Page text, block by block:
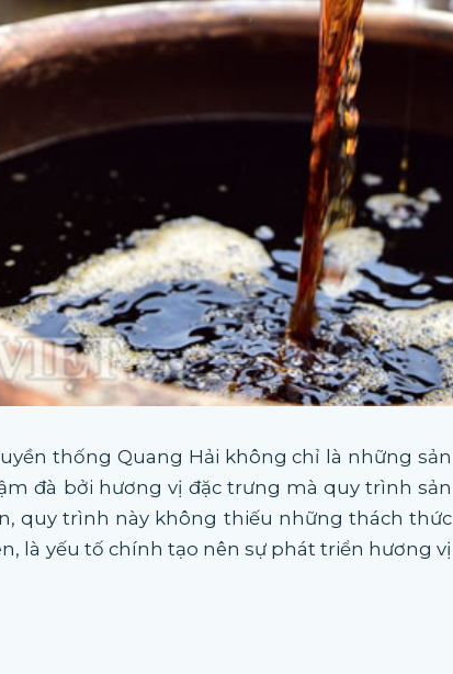
thống Quang Hải không chỉ là những sản
đà bởi hương vị đặc trưng mà quy trình sản
quy trình này không thiếu những thách thức
là yếu tố chính tạo nên sự phát triển hương vị